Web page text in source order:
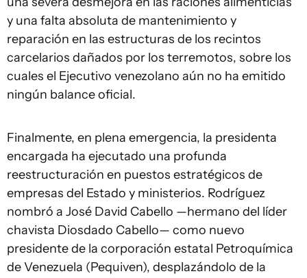
y una falta absoluta de mantenimiento y
reparación en las estructuras de los recintos
carcelarios dañados por los terremotos, sobre los
cuales el Ejecutivo venezolano aún no ha emitido
ningún balance oficial.
Finalmente, en plena emergencia, la presidenta
encargada ha ejecutado una profunda
reestructuración en puestos estratégicos de
empresas del Estado y ministerios. Rodríguez
nombró a José David Cabello —hermano del líder
chavista Diosdado Cabello— como nuevo
presidente de la corporación estatal Petroquímica
de Venezuela (Pequiven), desplazándolo de la